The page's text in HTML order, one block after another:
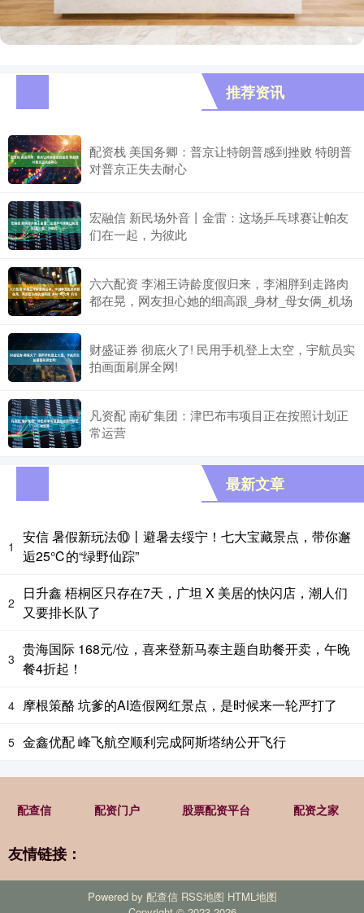
推荐资讯
配资栈 美国务卿：普京让特朗普感到挫败 特朗普
对普京正失去耐心
宏融信 新民场外音丨金雷：这场乒乓球赛让帕友
们在一起，为彼此
六六配资 李湘王诗龄度假归来，李湘胖到走路肉
都在晃，网友担心她的细高跟_身材_母女俩_机场
财盛证券 彻底火了! 民用手机登上太空，宇航员实
拍画面刷屏全网!
凡资配 南矿集团：津巴布韦项目正在按照计划正
常运营
最新文章
1
安信 暑假新玩法⑩丨避暑去绥宁！七大宝藏景点，带你邂
逅25℃的“绿野仙踪”
2
日升鑫 梧桐区只存在7天，广坦 X 美居的快闪店，潮人们
又要排长队了
3
贵海国际 168元/位，喜来登新马泰主题自助餐开卖，午晚
餐4折起！
4 摩根策酪 坑爹的AI造假网红景点，是时候来一轮严打了
5 金鑫优配 峰飞航空顺利完成阿斯塔纳公开飞行
配查信 配资门户 股票配资平台 配资之家
友情链接：
Powered by 配查信 RSS地图 HTML地图